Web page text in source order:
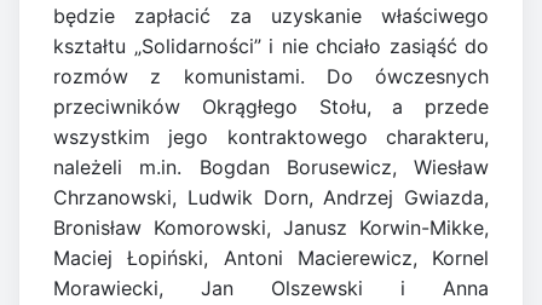
będzie zapłacić za uzyskanie właściwego
kształtu „Solidarności” i nie chciało zasiąść do
rozmów z komunistami. Do ówczesnych
przeciwników Okrągłego Stołu, a przede
wszystkim jego kontraktowego charakteru,
należeli m.in. Bogdan Borusewicz, Wiesław
Chrzanowski, Ludwik Dorn, Andrzej Gwiazda,
Bronisław Komorowski, Janusz Korwin-Mikke,
Maciej Łopiński, Antoni Macierewicz, Kornel
Morawiecki, Jan Olszewski i Anna